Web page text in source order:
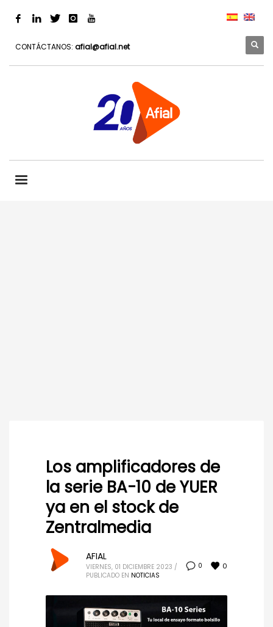
CONTÁCTANOS: afial@afial.net
Los amplificadores de
la serie BA-10 de YUER
ya en el stock de
Zentralmedia
0 0
AFIAL
VIERNES, 01 DICIEMBRE 2023 /
PUBLICADO EN NOTICIAS